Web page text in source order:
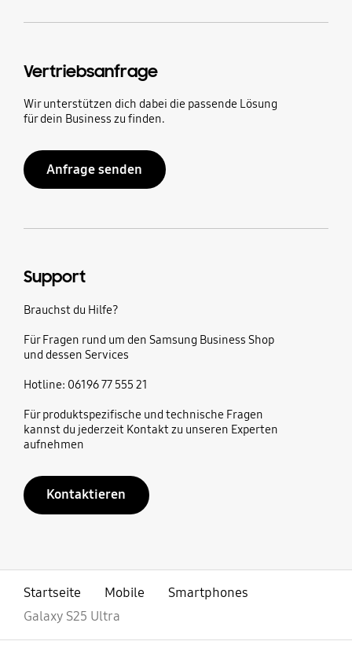
Vertriebsanfrage
Wir unterstützen dich dabei die passende Lösung
für dein Business zu finden.
Anfrage senden
Support
Brauchst du Hilfe?
Für Fragen rund um den Samsung Business Shop
und dessen Services
Hotline: 06196 77 555 21
Für produktspezifische und technische Fragen
kannst du jederzeit Kontakt zu unseren Experten
aufnehmen
Kontaktieren
Startseite Mobile
Smartphones
Galaxy S25 Ultra